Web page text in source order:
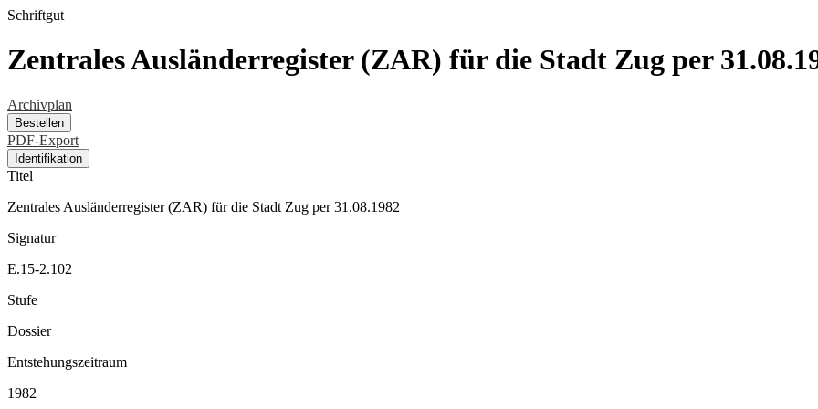
Schriftgut
Zentrales Ausländerregister (ZAR) für die Stadt Zug per
Archivplan
Bestellen
PDF-Export
Identifikation
Titel
Zentrales Ausländerregister (ZAR) für die Stadt Zug per 31.08.1982
Signatur
E.15-2.102
Stufe
Dossier
Entstehungszeitraum
1982